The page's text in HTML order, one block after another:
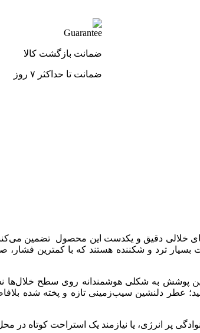
ضمانت بازگشت کالا
ضمانت تا حداکثر ۷ روز
دقیق و یکدست این محصول تضمین می‌کنند
بسیار ترد و شکننده هستند که با کمترین
پوشش به شکلی هوشمندانه روی سطح خلال‌ها
عطر دلنشین سیب‌زمینی تازه و پخته شده
پر انرژی، یا نیازمند یک استراحت کوتاه در